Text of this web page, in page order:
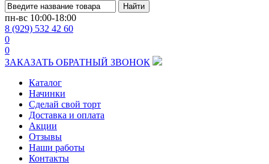
Найти
пн-вс 10:00-18:00
8 (929) 532 42 60
0
0
ЗАКАЗАТЬ ОБРАТНЫЙ ЗВОНОК
Каталог
Начинки
Сделай свой торт
Доставка и оплата
Акции
Отзывы
Наши работы
Контакты